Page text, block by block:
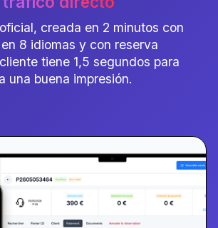
creada en 2 minutos con
8 idiomas y con reserva
tiene 1,5 segundos para
una buena impresión.